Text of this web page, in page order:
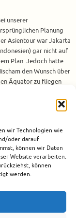
wir Technologien wie
oder darauf
können wir Daten
Website verarbeiten.
können
werden.
unserer
Planung
Asientour war Jakarta
gar nicht auf
Plan. Jedoch hatte
den Wunsch über
Äquator zu fliegen
nahste Ziel von Singapur
hatte und seinen
auf dem Weg…
3